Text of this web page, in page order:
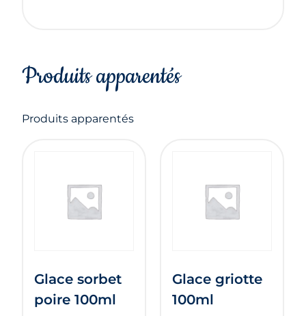
Produits apparentés
Produits apparentés
Glace sorbet
poire 100ml
Glace griotte
100ml